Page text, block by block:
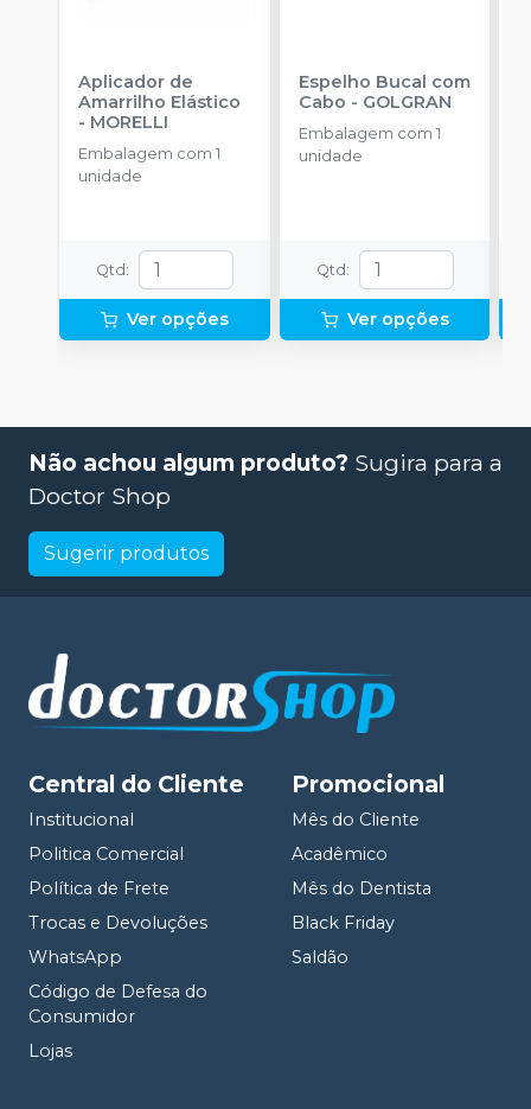
Aplicador de
Amarrilho Elástico
- MORELLI
Embalagem com 1
unidade
Qtd :
Ver opções
Espelho Bucal com
Cabo - GOLGRAN
Embalagem com 1
unidade
Qtd :
Ver opções
Não achou algum produto? Sugira para a
Doctor Shop
Sugerir produtos
Central do Cliente
Institucional
Politica Comercial
Política de Frete
Trocas e Devoluções
WhatsApp
Código de Defesa do
Consumidor
Lojas
Promocional
Mês do Cliente
Acadêmico
Mês do Dentista
Black Friday
Saldão